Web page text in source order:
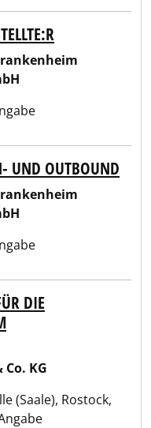
UND OUTBOUND
DIE
KG
(Saale), Rostock,